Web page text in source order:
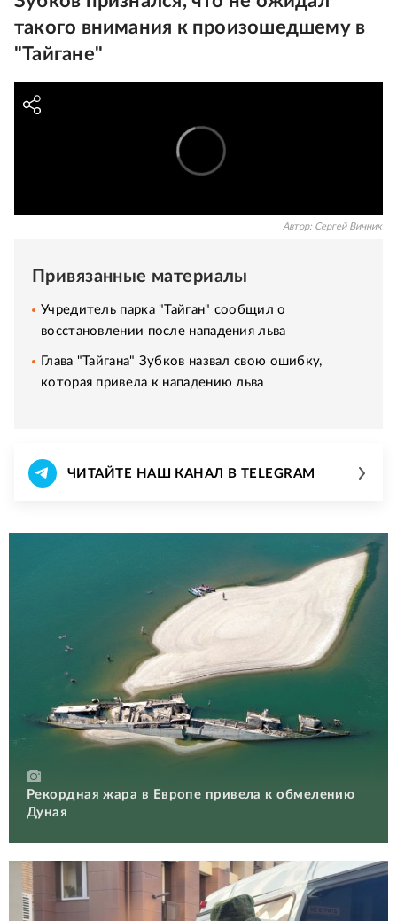
такого внимания к произошедшему в
"Тайгане"
Автор: Сергей Винник
Привязанные материалы
Учредитель парка "Тайган" сообщил о
восстановлении после нападения льва
Глава "Тайгана" Зубков назвал свою ошибку,
которая привела к нападению льва
ЧИТАЙТЕ НАШ КАНАЛ В TELEGRAM
Рекордная жара в Европе привела к обмелению
Дуная